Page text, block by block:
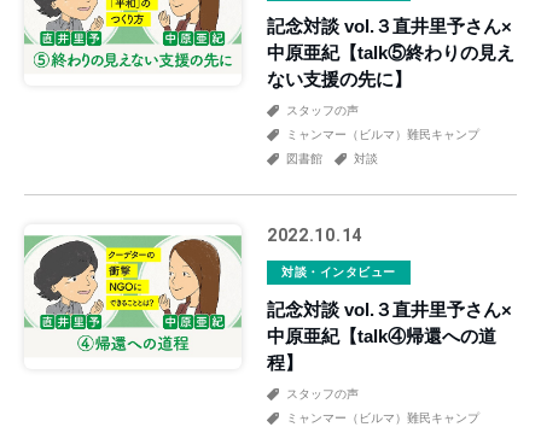
記念対談 vol.３直井里予さん×
中原亜紀【talk⑤終わりの見え
ない支援の先に】
スタッフの声
ミャンマー（ビルマ）難民キャンプ
図書館
対談
2022.10.14
対談・インタビュー
記念対談 vol.３直井里予さん×
中原亜紀【talk④帰還への道
程】
スタッフの声
ミャンマー（ビルマ）難民キャンプ